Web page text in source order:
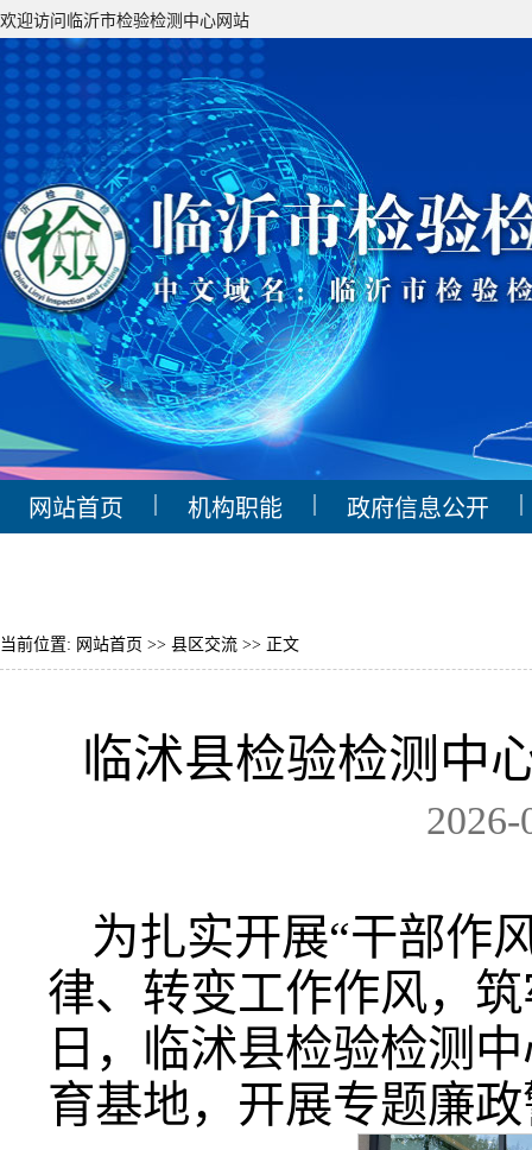
欢迎访问临沂市检验检测中心网站
网站首页 | 机构职能 | 政府信息公开 |
当前位置: 网站首页 >> 县区交流 >> 正文
临沭县检验检测中
为扎实开展“干部作
律、转变工作作风，
日，临沭县检验检测
育基地，开展专题廉